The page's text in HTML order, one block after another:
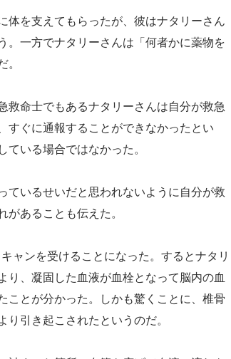
体を支えてもらったが、彼はナタリーさん
。一方でナタリーさんは「何者かに薬物を
。
救命士でもあるナタリーさんは自分が救急
すぐに通報することができなかったとい
ている場合ではなかった。
ているせいだと思われないように自分が救
があることも伝えた。
ャンを受けることになった。するとナタリ
り、凝固した血液が血栓となって脳内の血
ことが分かった。しかも驚くことに、椎骨
引き起こされたというのだ。